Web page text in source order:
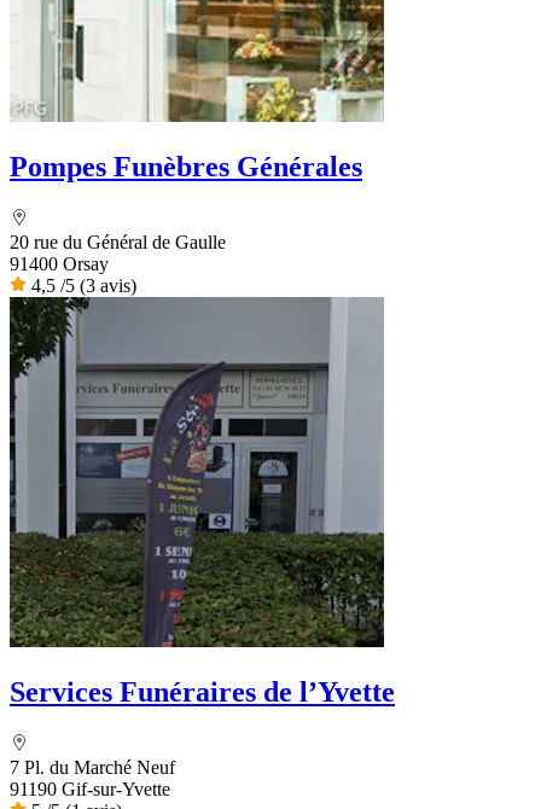
Pompes Funèbres Générales
20 rue du Général de Gaulle
91400 Orsay
4,5 /5 (3 avis)
Services Funéraires de l’Yvette
7 Pl. du Marché Neuf
91190 Gif-sur-Yvette